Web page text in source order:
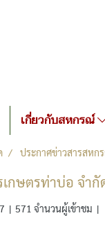
เกี่ยวกับสหกรณ์
ประกาศข่าวสารสหก
กษตรท่าบ่อ จำกั
| 571 จำนวนผู้เข้าชม |